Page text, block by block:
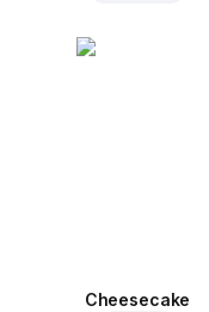
Cheesecake